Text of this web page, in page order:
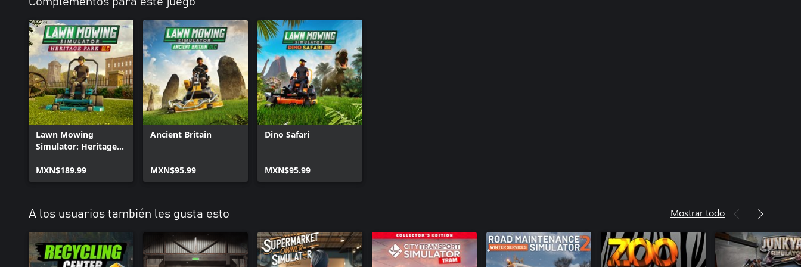
Lawn Mowing
Simulator: Heritage
MXN$189.99
Ancient Britain
MXN$95.99
Dino Safari
MXN$95.99
A los usuarios también les gusta esto Mostrar todo